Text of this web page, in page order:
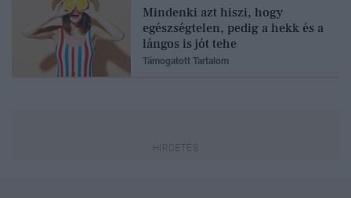
Mindenki azt hiszi, hogy
egészségtelen, pedig a hekk és a
lángos is jót tehe
Támogatott Tartalom